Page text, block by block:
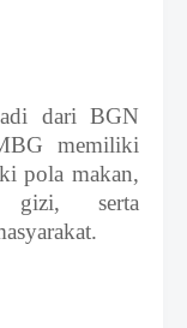
dari BGN
memiliki
pola makan,
gizi, serta